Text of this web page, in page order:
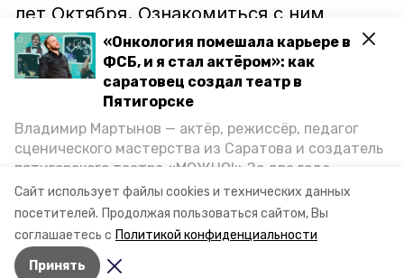
Сайт использует файлы cookies и технических данных
посетителей. Продолжая пользоваться сайтом, Вы
соглашаетесь с Политикой конфиденциальности
Принять
«Онкология помешала карьере в
ФСБ, и я стал актёром»: как
саратовец создал театр в
Пятигорске
Владимир Мартынов — актёр, режиссёр, педагог
сценического мастерства из Саратова и создатель
пятигорского театра «МОЖНО!» За два года
существования театр выпустил восемь спектаклей,
впереди — новые премьеры. О том, как стал
артистом, попал в Пятигорск и собрал труппу,
режиссёр рассказал корреспонденту «Портала
Пятигорска».
лет Октября. Ознакомиться с ним
можно на сайте городской
администрации.
Напомним, до этого
городе-курорте в течение двух дней
будет ходить «Трамвай Победы». Также
в Пятигорскеорганизуютонлайн-
трансляцию праздника.
Авторы: Сергей Сыровацкий